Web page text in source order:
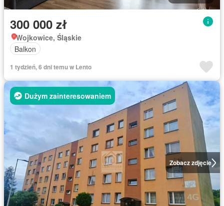
300 000 zł
Wojkowice, Śląskie
Balkon
1 tydzień, 6 dni temu w Lento
Zobacz zdjęcie
Dużym zainteresowaniem